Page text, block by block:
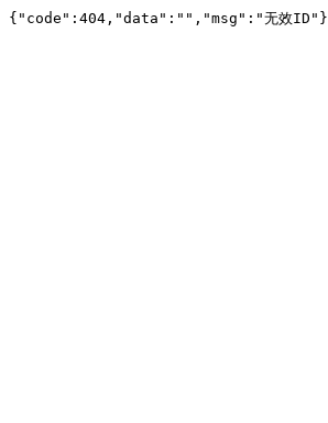
{"code":404,"data":"","msg":"无效ID"}